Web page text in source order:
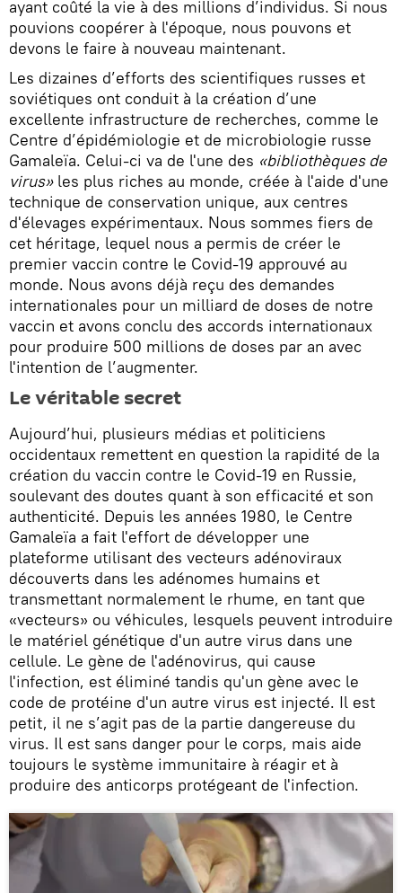
ayant coûté la vie à des millions d’individus. Si nous
pouvions coopérer à l'époque, nous pouvons et
devons le faire à nouveau maintenant.
Les dizaines d’efforts des scientifiques russes et
soviétiques ont conduit à la création d’une
excellente infrastructure de recherches, comme le
Centre d’épidémiologie et de microbiologie russe
Gamaleïa. Celui-ci va de l'une des «bibliothèques de
virus»les plus riches au monde, créée à l'aide d'une
technique de conservation unique, aux centres
d'élevages expérimentaux. Nous sommes fiers de
cet héritage, lequel nous a permis de créer le
premier vaccin contre le Covid-19 approuvé au
monde. Nous avons déjà reçu des demandes
internationales pour un milliard de doses de notre
vaccin et avons conclu des accords internationaux
pour produire 500 millions de doses par an avec
l'intention de l’augmenter.
Le véritable secret
Aujourd’hui, plusieurs médias et politiciens
occidentaux remettent en question la rapidité de la
création du vaccin contre le Covid-19 en Russie,
soulevant des doutes quant à son efficacité et son
authenticité. Depuis les années 1980, le Centre
Gamaleïa a fait l'effort de développer une
plateforme utilisant des vecteurs adénoviraux
découverts dans les adénomes humains et
transmettant normalement le rhume, en tant que
«vecteurs» ou véhicules, lesquels peuvent introduire
le matériel génétique d'un autre virus dans une
cellule. Le gène de l'adénovirus, qui cause
l'infection, est éliminé tandis qu'un gène avec le
code de protéine d'un autre virus est injecté. Il est
petit, il ne s’agit pas de la partie dangereuse du
virus. Il est sans danger pour le corps, mais aide
toujours le système immunitaire à réagir et à
produire des anticorps protégeant de l'infection.